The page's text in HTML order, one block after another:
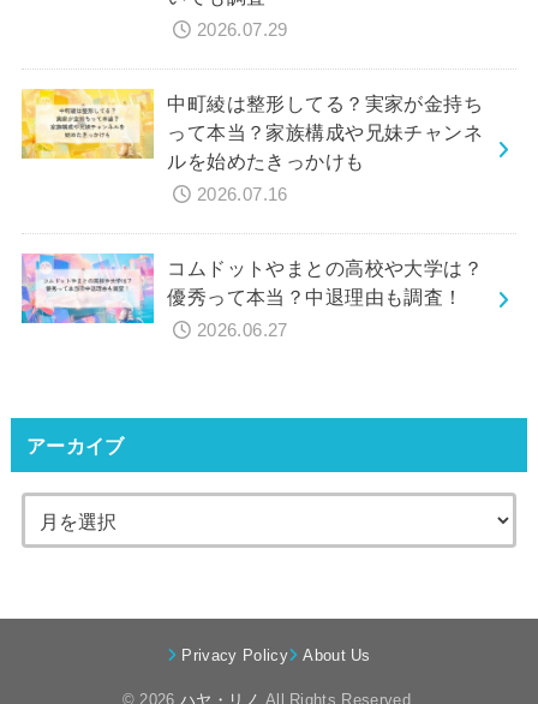
2026.07.29
中町綾は整形してる？実家が金持ち
って本当？家族構成や兄妹チャンネ
ルを始めたきっかけも
2026.07.16
コムドットやまとの高校や大学は？
優秀って本当？中退理由も調査！
2026.06.27
アーカイブ
Privacy Policy About Us
© 2026 ハヤ・リノ All Rights Reserved.